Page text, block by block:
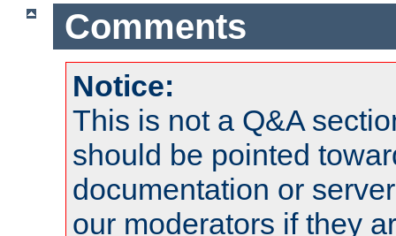
Comments
Notice:
This is not a Q&A
should be pointed
documentation or
our moderators if they